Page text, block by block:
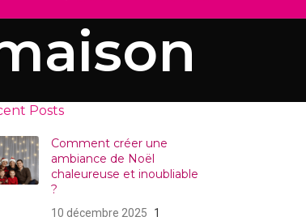
Posts
Comment créer une
ambiance de Noël
chaleureuse et inoubliable
?
10 décembre 2025
1